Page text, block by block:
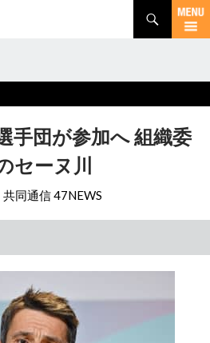
手団が参加へ 組織委
セーヌ川
共同通信 47NEWS